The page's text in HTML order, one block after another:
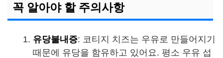
꼭 알아야 할 주의사항
유당불내증: 코티지 치즈는 우유로 만들어지기
때문에 유당을 함유하고 있어요. 평소 우유 섭